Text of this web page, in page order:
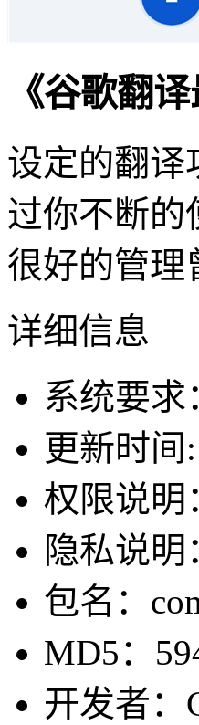
《谷歌翻
设定的翻译
过你不断的
很好的管理
详细信息
系统要求
更新时间
权限说明
隐私说明
包名：
MD5：
开发者：